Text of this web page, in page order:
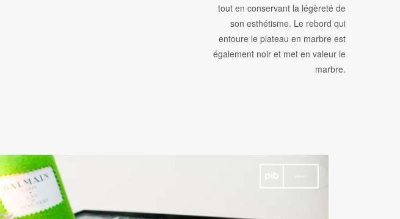
tout en conservant la légèreté de
son esthétisme. Le rebord qui
entoure le plateau en marbre est
également noir et met en valeur le
marbre.